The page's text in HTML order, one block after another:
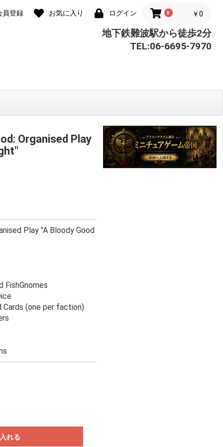
員登録 お気に入り ログイン 0 ￥0
地下鉄難波駅から徒歩2分
TEL:06-6695-7970
Organised Play
Play "A Bloody Good
FishGnomes
Cards (one per faction)
れる